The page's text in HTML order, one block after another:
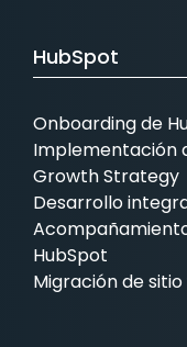
HubSpot
Onboarding de
Implementación
Growth Strategy
Desarrollo
HubSpot
Migración de